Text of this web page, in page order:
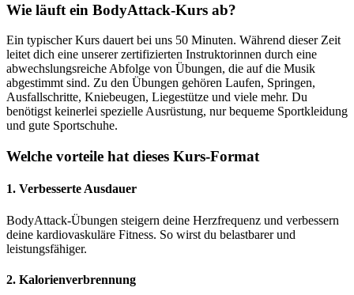
Wie läuft ein BodyAttack-Kurs ab?
Ein typischer Kurs dauert bei uns 50 Minuten. Während dieser Zeit
leitet dich eine unserer zertifizierten Instruktorinnen durch eine
abwechslungsreiche Abfolge von Übungen, die auf die Musik
abgestimmt sind. Zu den Übungen gehören Laufen, Springen,
Ausfallschritte, Kniebeugen, Liegestütze und viele mehr. Du
benötigst keinerlei spezielle Ausrüstung, nur bequeme Sportkleidung
und gute Sportschuhe.
Welche vorteile hat dieses Kurs-Format
1. Verbesserte Ausdauer
BodyAttack-Übungen steigern deine Herzfrequenz und verbessern
deine kardiovaskuläre Fitness. So wirst du belastbarer und
leistungsfähiger.
2. Kalorienverbrennung